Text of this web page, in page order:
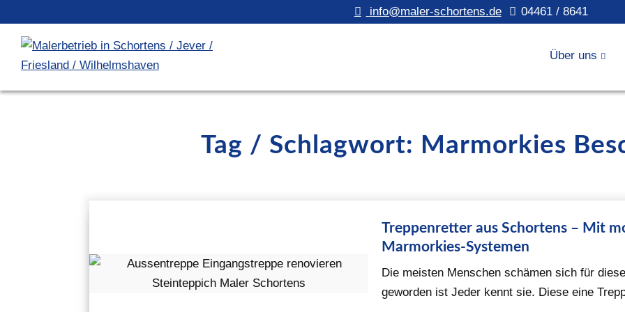
info@maler-schortens.de 04461 / 8641
Über uns
Tag / Schlagwort: Marmorkies
Treppenretter aus Schortens – Mit
Marmorkies-Systemen
Die meisten Menschen schämen sich für
geworden ist Jeder kennt sie. Diese eine